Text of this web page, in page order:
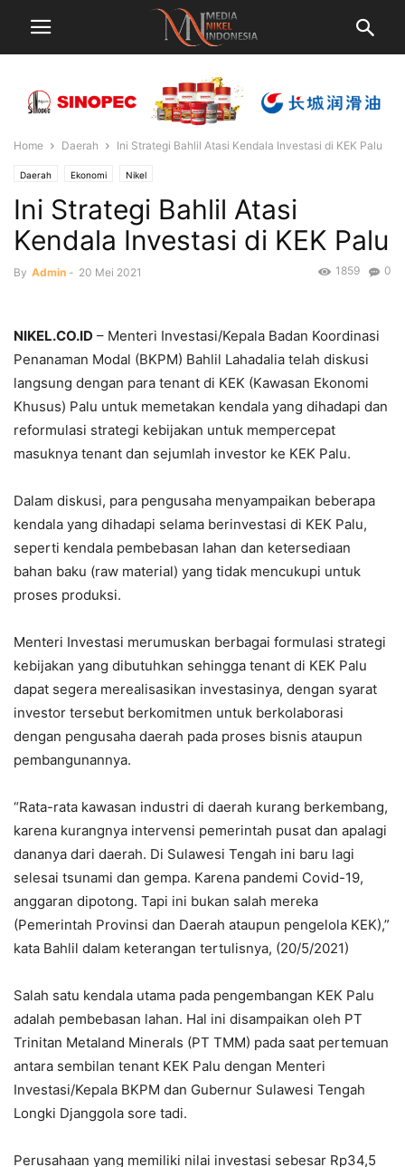
Home Daerah Ini Strategi Bahlil Atasi Kendala Investasi di KEK Palu
Daerah Ekonomi Nikel
Ini Strategi Bahlil Atasi
Kendala Investasi di KEK Palu
By Admin - 20 Mei 2021 0
1859
NIKEL.CO.ID – Menteri Investasi/Kepala Badan Koordinasi
Penanaman Modal (BKPM) Bahlil Lahadalia telah diskusi
langsung dengan para tenant di KEK (Kawasan Ekonomi
Khusus) Palu untuk memetakan kendala yang dihadapi dan
reformulasi strategi kebijakan untuk mempercepat
masuknya tenant dan sejumlah investor ke KEK Palu.
Dalam diskusi, para pengusaha menyampaikan beberapa
kendala yang dihadapi selama berinvestasi di KEK Palu,
seperti kendala pembebasan lahan dan ketersediaan
bahan baku (raw material) yang tidak mencukupi untuk
proses produksi.
Menteri Investasi merumuskan berbagai formulasi strategi
kebijakan yang dibutuhkan sehingga tenant di KEK Palu
dapat segera merealisasikan investasinya, dengan syarat
investor tersebut berkomitmen untuk berkolaborasi
dengan pengusaha daerah pada proses bisnis ataupun
pembangunannya.
“Rata-rata kawasan industri di daerah kurang berkembang,
karena kurangnya intervensi pemerintah pusat dan apalagi
dananya dari daerah. Di Sulawesi Tengah ini baru lagi
selesai tsunami dan gempa. Karena pandemi Covid-19,
anggaran dipotong. Tapi ini bukan salah mereka
(Pemerintah Provinsi dan Daerah ataupun pengelola KEK),”
kata Bahlil dalam keterangan tertulisnya, (20/5/2021)
Salah satu kendala utama pada pengembangan KEK Palu
adalah pembebasan lahan. Hal ini disampaikan oleh PT
Trinitan Metaland Minerals (PT TMM) pada saat pertemuan
antara sembilan tenant KEK Palu dengan Menteri
Investasi/Kepala BKPM dan Gubernur Sulawesi Tengah
Longki Djanggola sore tadi.
Perusahaan yang memiliki nilai investasi sebesar Rp34,5